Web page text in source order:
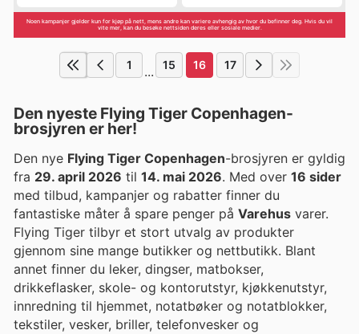
Noen kampanjer gjelder kun for kjøp på nett, mens andre kan variere avhengig av hvor du befinner deg. Hvis du vil
vite mer, kan du besøke nettsiden deres eller sosiale medier.
1 ... 15 16 17
Den nyeste Flying Tiger Copenhagen-
brosjyren er her!
Den nye Flying Tiger Copenhagen-brosjyren er gyldig
fra 29. april 2026 til 14. mai 2026. Med over 16 sider
med tilbud, kampanjer og rabatter finner du
fantastiske måter å spare penger på Varehus varer.
Flying Tiger tilbyr et stort utvalg av produkter
gjennom sine mange butikker og nettbutikk. Blant
annet finner du leker, dingser, matbokser,
drikkeflasker, skole- og kontorutstyr, kjøkkenutstyr,
innredning til hjemmet, notatbøker og notatblokker,
tekstiler, vesker, briller, telefonvesker og